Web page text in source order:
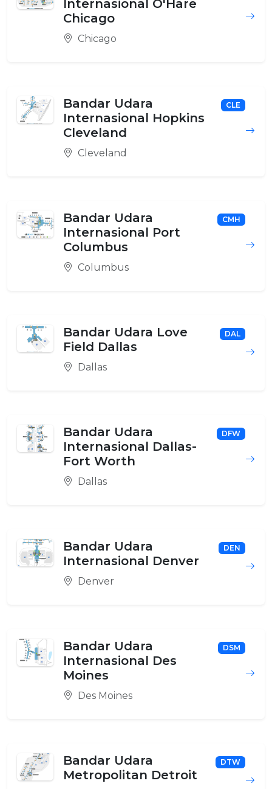
Internasional O'Hare
Chicago
Chicago
Bandar Udara
Internasional Hopkins
Cleveland
CLE
Cleveland
Bandar Udara
Internasional Port
Columbus
CMH
Columbus
Bandar Udara Love
Field Dallas
DAL
Dallas
Bandar Udara
Internasional Dallas-
Fort Worth
DFW
Dallas
Bandar Udara
Internasional Denver
DEN
Denver
Bandar Udara
Internasional Des
Moines
DSM
Des Moines
Bandar Udara
Metropolitan Detroit
DTW